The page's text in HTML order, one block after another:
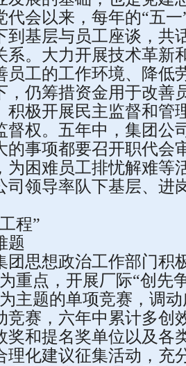
代会以来，每年的“五
到基层与员工座谈，共
系。大力开展技术革新
员工的工作环境、降低
，仍筹措资金用于改善
积极开展民主监督和管
督权。五年中，集团公
的事项都要召开职代会
为困难员工排忧解难等
司领导率队下基层、进
程”
思想政治工作部门积
重点，开展厂际“创先
主题的单项竞赛，调
竞赛，六年中累计多创
奖和提名奖单位以及各
化建议征集活动，充